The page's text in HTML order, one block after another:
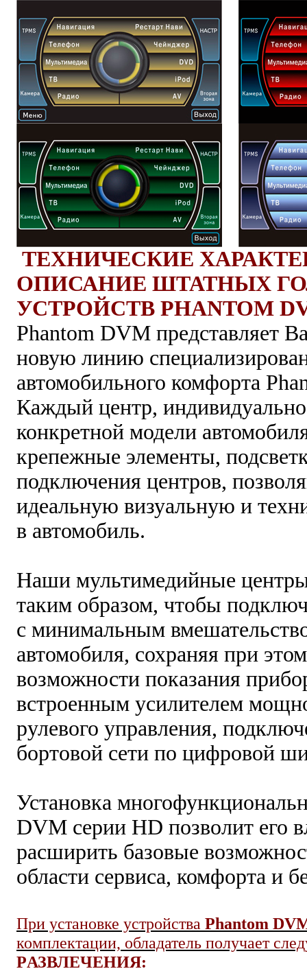
ТЕХНИЧЕСКИЕ
ОПИСАНИЕ ШТАТНЫХ
УСТРОЙСТВ PHANTOM
Phantom DVM представляет
новую линию
автомобильного комфорта
Каждый центр,
конкретной модели
крепежные элементы,
подключения центров,
идеальную визуальную и
в автомобиль.
Наши мультимедийные
таким образом, чтобы
с минимальным
автомобиля, сохраняя при
возможности показания
встроенным усилителем
рулевого управления,
бортовой сети по цифровой
Установка
DVM серии HD позволит его
расширить базовые
области сервиса, комфорта и
При установке устройства Phantom
комплектации, обладатель получает
РАЗВЛЕЧЕНИЯ: